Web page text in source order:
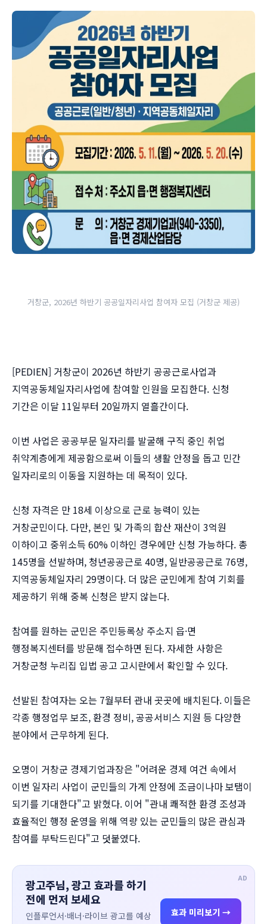
거창군, 2026년 하반기 공공일자리사업 참여자 모집 (거창군 제공)
[PEDIEN] 거창군이 2026년 하반기 공공근로사업과
지역공동체일자리사업에 참여할 인원을 모집한다. 신청
기간은 이달 11일부터 20일까지 열흘간이다.
이번 사업은 공공부문 일자리를 발굴해 구직 중인 취업
취약계층에게 제공함으로써 이들의 생활 안정을 돕고 민간
일자리로의 이동을 지원하는 데 목적이 있다.
신청 자격은 만 18세 이상으로 근로 능력이 있는
거창군민이다. 다만, 본인 및 가족의 합산 재산이 3억원
이하이고 중위소득 60% 이하인 경우에만 신청 가능하다. 총
145명을 선발하며, 청년공공근로 40명, 일반공공근로 76명,
지역공동체일자리 29명이다. 더 많은 군민에게 참여 기회를
제공하기 위해 중복 신청은 받지 않는다.
참여를 원하는 군민은 주민등록상 주소지 읍·면
행정복지센터를 방문해 접수하면 된다. 자세한 사항은
거창군청 누리집 입법 공고 고시란에서 확인할 수 있다.
선발된 참여자는 오는 7월부터 관내 곳곳에 배치된다. 이들은
각종 행정업무 보조, 환경 정비, 공공서비스 지원 등 다양한
분야에서 근무하게 된다.
오명이 거창군 경제기업과장은 "어려운 경제 여건 속에서
이번 일자리 사업이 군민들의 가계 안정에 조금이나마 보탬이
되기를 기대한다"고 밝혔다. 이어 "관내 쾌적한 환경 조성과
효율적인 행정 운영을 위해 역량 있는 군민들의 많은 관심과
참여를 부탁드린다"고 덧붙였다.
AD
광고주님, 광고 효과를 하기
전에 먼저 보세요
인플루언서·배너·라이브 광고를 예상
효과 미리보기 →